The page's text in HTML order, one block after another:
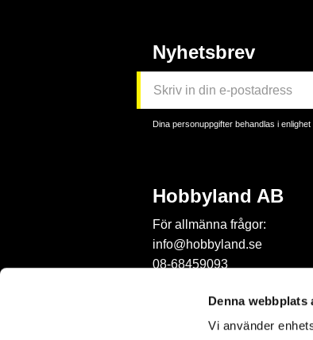
Denna webbplats
Vi använder
Nyhetsbrev
Dina personuppgifter behandlas i
Hobbyland AB
För allmänna frågor:
info@hobbyland.se
08-68459093
order@hobbyland.se
08-68459093